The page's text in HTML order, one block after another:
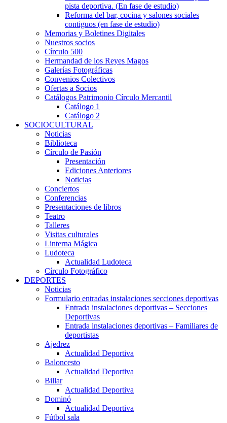
pista deportiva. (En fase de estudio)
Reforma del bar, cocina y salones sociales
contiguos (en fase de estudio)
Memorias y Boletines Digitales
Nuestros socios
Círculo 500
Hermandad de los Reyes Magos
Galerías Fotográficas
Convenios Colectivos
Ofertas a Socios
Catálogos Patrimonio Círculo Mercantil
Catálogo 1
Catálogo 2
SOCIOCULTURAL
Noticias
Biblioteca
Círculo de Pasión
Presentación
Ediciones Anteriores
Noticias
Conciertos
Conferencias
Presentaciones de libros
Teatro
Talleres
Visitas culturales
Linterna Mágica
Ludoteca
Actualidad Ludoteca
Círculo Fotográfico
DEPORTES
Noticias
Formulario entradas instalaciones secciones deportivas
Entrada instalaciones deportivas – Secciones
Deportivas
Entrada instalaciones deportivas – Familiares de
deportistas
Ajedrez
Actualidad Deportiva
Baloncesto
Actualidad Deportiva
Billar
Actualidad Deportiva
Dominó
Actualidad Deportiva
Fútbol sala